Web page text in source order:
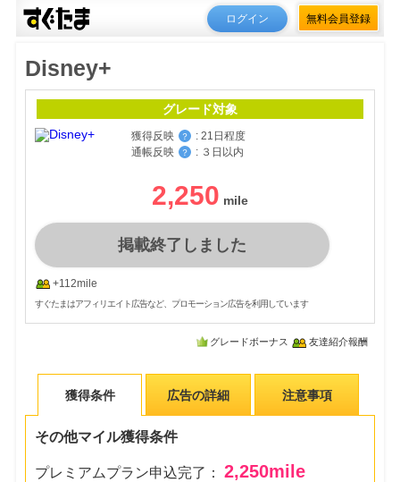
ログイン 無料会員登録
Disney+
グレード対象
獲得反映 ？ : 21日程度
通帳反映
？ : ３日以内
2,250
掲載終了しました
+112mile
すぐたまはアフィリエイト広告など、プロモーション広告を利用しています
グレードボーナス 友達紹介報酬
獲得条件 広告の詳細 注意事項
その他マイル獲得条件
プレミアムプラン申込完了：2,250mile